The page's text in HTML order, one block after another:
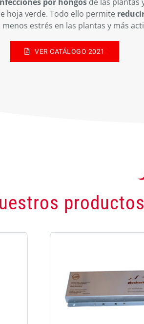
hoja verde. Todo ello permite
estrés en las plantas y más
VER CATÁLOGO 2021